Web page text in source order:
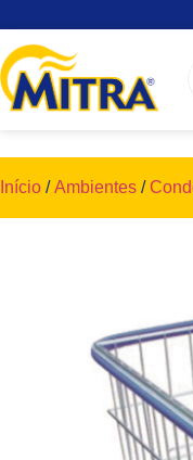
Início /Ambientes /